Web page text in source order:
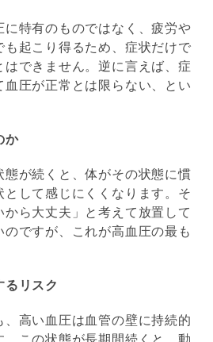
に特有のものではなく、疲労や
も起こり得るため、症状だけで
できません。逆に言えば、症
圧が正常とは限らない、とい
か
態が続くと、体がその状態に慣
として感じにくくなります。そ
ら大丈夫」と考えて放置して
のですが、これが高血圧の最も
るリスク
、高い血圧は血管の壁に持続的
。この状態が長期間続くと、動